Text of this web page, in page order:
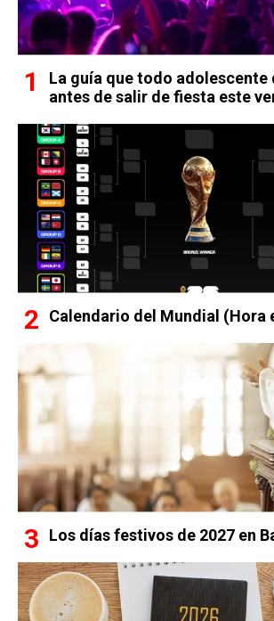
La guía que todo adolescente
antes de salir de fiesta este
Calendario del Mundial (Hora
Los días festivos de 2027 en